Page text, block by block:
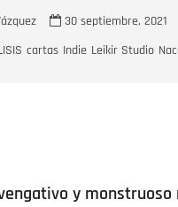
30 septiembre, 2021
cartas Indie Leikir Studio
y monstruoso